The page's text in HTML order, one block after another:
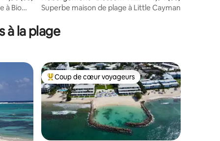
: 4,98 sur 5
à Bio
ge
Superbe maison de plage à Little Cayman
à la plage
appréciés Coups de cœur voyageurs les plus appréciés
Coup de cœur voyageurs